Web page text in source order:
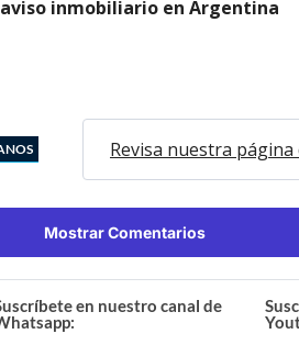
aviso inmobiliario en Argentina
Revisa nuestra
Mostrar Comentarios
en nuestro canal de